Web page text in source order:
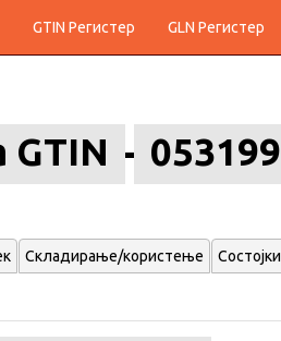
GTIN Регистер GLN Регистер
GTIN
Складирање/користење